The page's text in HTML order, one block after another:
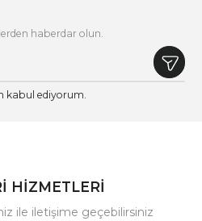
haberdar olun.
kabul ediyorum.
HİZMETLERİ
ile iletişime geçebilirsiniz